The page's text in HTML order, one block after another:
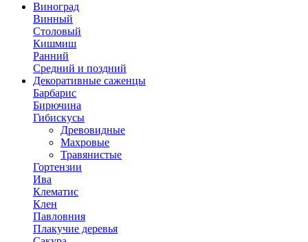
Виноград
Винный
Столовый
Кишмиш
Ранний
Средний и поздний
Декоративные саженцы
Барбарис
Бирючина
Гибискусы
Древовидные
Махровые
Травянистые
Гортензии
Ива
Клематис
Клен
Павловния
Плакучие деревья